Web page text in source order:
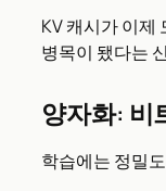
KV 캐시가 이제
병목이 됐다는
양자화: 비
학습에는 정밀